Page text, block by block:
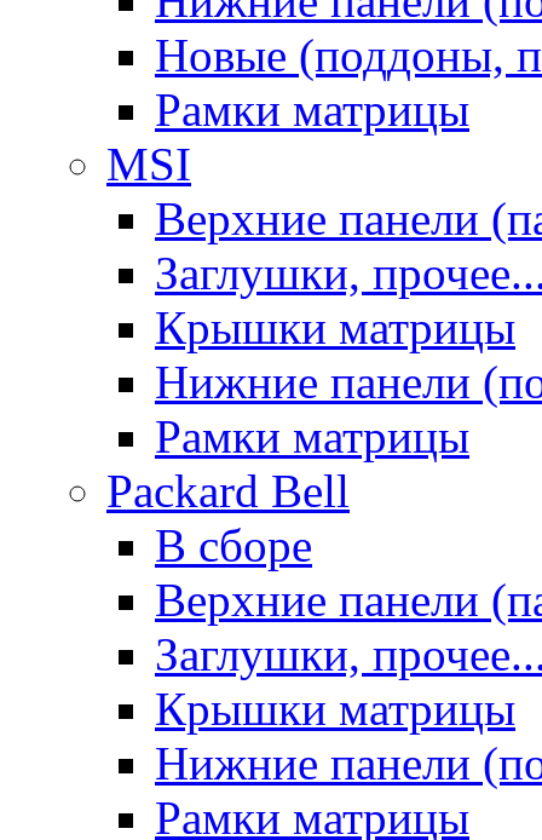
Новые (поддоны,
Рамки матрицы
MSI
Верхние панели
Заглушки,
Крышки матрицы
Нижние панели
Рамки матрицы
Packard Bell
В сборе
Верхние панели
Заглушки,
Крышки матрицы
Нижние панели
Рамки матрицы